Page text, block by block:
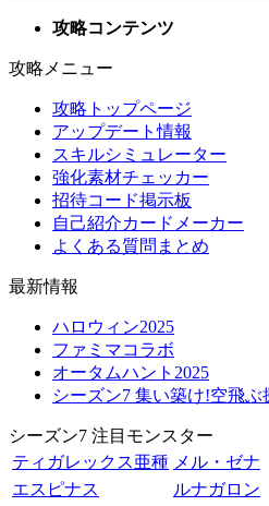
攻略コンテンツ
攻略メニュー
攻略トップページ
アップデート情報
スキルシミュレーター
強化素材チェッカー
招待コード掲示板
自己紹介カードメーカー
よくある質問まとめ
最新情報
ハロウィン2025
ファミマコラボ
オータムハント2025
シーズン7 集い築け!空飛ぶ
シーズン7 注目モンスター
ティガレックス亜種 メル・ゼナ
エスピナス
ルナガロン